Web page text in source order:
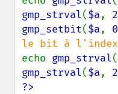
gmp_strval($a, 2
gmp_setbit($a, 0
echo gmp_strval(
gmp_strval($a, 2
?>